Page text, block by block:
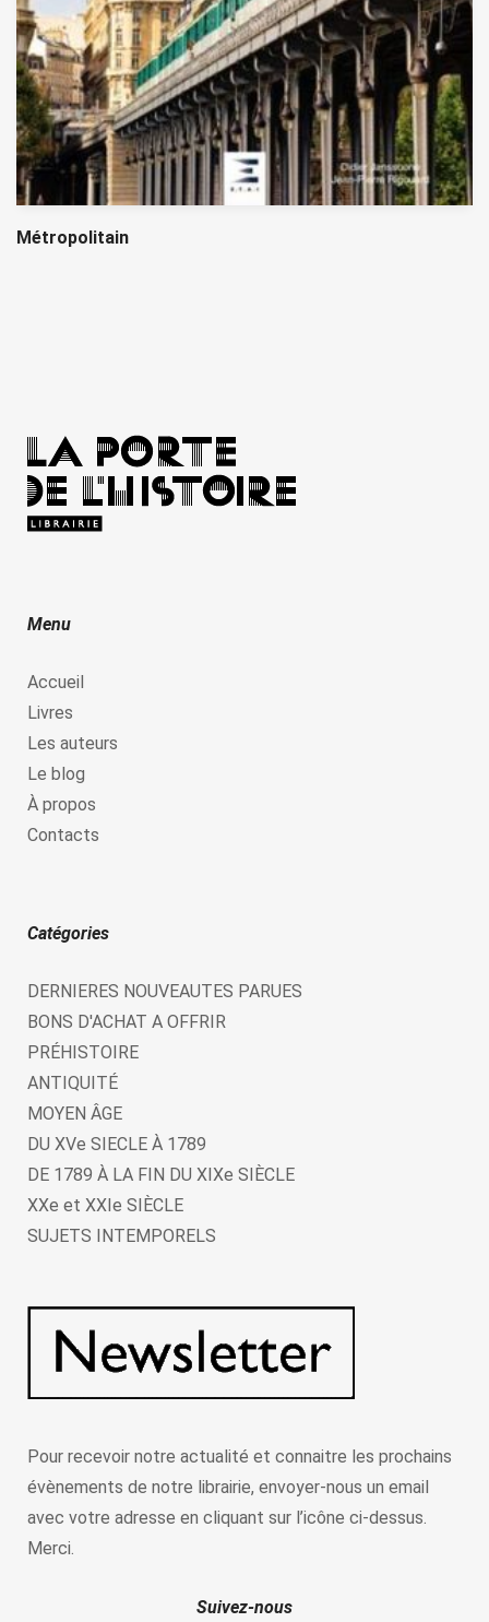
Métropolitain
Menu
Accueil
Livres
Les auteurs
Le blog
À propos
Contacts
Catégories
DERNIERES NOUVEAUTES PARUES
BONS D'ACHAT A OFFRIR
PRÉHISTOIRE
ANTIQUITÉ
MOYEN ÂGE
DU XVe SIECLE À 1789
DE 1789 À LA FIN DU XIXe SIÈCLE
XXe et XXIe SIÈCLE
SUJETS INTEMPORELS
Pour recevoir notre actualité et connaitre les prochains
évènements de notre librairie, envoyer-nous un email
avec votre adresse en cliquant sur l’icône ci-dessus.
Merci.
Suivez-nous